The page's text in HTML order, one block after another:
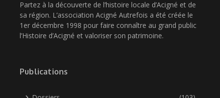
Partez à la découverte de l’histoire locale d’Acigné et de
sa région. L’association Acigné Autrefois a été créée le
1er décembre 1998 pour faire connaître au grand public
l’Histoire d’Acigné et valoriser son patrimoine.
Publications